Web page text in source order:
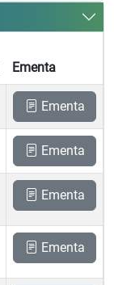
Ementa
Ementa
Ementa
Ementa
Ementa